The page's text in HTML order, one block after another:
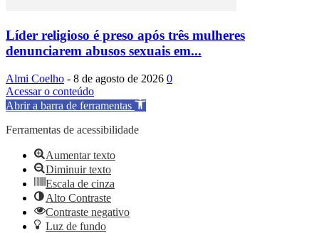
Líder religioso é preso após três mulheres
denunciarem abusos sexuais em...
Almi Coelho - 8 de agosto de 2026 0
Acessar o conteúdo
Abrir a barra de ferramentas
Ferramentas de acessibilidade
Aumentar texto
Diminuir texto
Escala de cinza
Alto Contraste
Contraste negativo
Luz de fundo